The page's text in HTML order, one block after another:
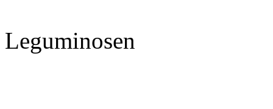
Leguminosen